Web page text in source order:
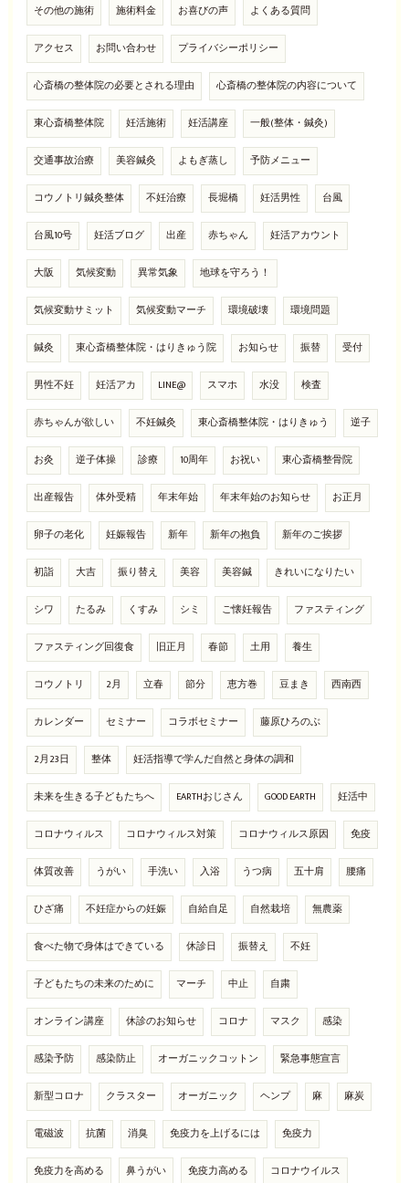
その他の施術 施術料金 お喜びの声 よくある質問
アクセス お問い合わせ プライバシーポリシー
心斎橋の整体院の必要とされる理由 心斎橋の整体院の内容について
東心斎橋整体院 妊活施術 妊活講座 一般(整体・鍼灸)
交通事故治療 美容鍼灸 よもぎ蒸し 予防メニュー
コウノトリ鍼灸整体 不妊治療 長堀橋 妊活男性 台風
台風10号 妊活ブログ 出産 赤ちゃん 妊活アカウント
大阪 気候変動 異常気象 地球を守ろう！
気候変動サミット 気候変動マーチ 環境破壊 環境問題
鍼灸 東心斎橋整体院・はりきゅう院 お知らせ 振替 受付
男性不妊 妊活アカ LINE@ スマホ 水没 検査
赤ちゃんが欲しい 不妊鍼灸 東心斎橋整体院・はりきゅう 逆子
お灸 逆子体操 診療 10周年 お祝い 東心斎橋整骨院
出産報告 体外受精 年末年始 年末年始のお知らせ お正月
卵子の老化 妊娠報告 新年 新年の抱負 新年のご挨拶
初詣 大吉 振り替え 美容 美容鍼 きれいになりたい
シワ たるみ くすみ シミ ご懐妊報告 ファスティング
ファスティング回復食 旧正月 春節 土用 養生
コウノトリ 2月 立春 節分 恵方巻 豆まき 西南西
カレンダー セミナー コラボセミナー 藤原ひろのぶ
2月23日 整体 妊活指導で学んだ自然と身体の調和
未来を生きる子どもたちへ EARTHおじさん GOOD EARTH 妊活中
コロナウィルス コロナウィルス対策 コロナウィルス原因 免疫
体質改善 うがい 手洗い 入浴 うつ病 五十肩 腰痛
ひざ痛 不妊症からの妊娠 自給自足 自然栽培 無農薬
食べた物で身体はできている 休診日 振替え 不妊
子どもたちの未来のために マーチ 中止 自粛
オンライン講座 休診のお知らせ コロナ マスク 感染
感染予防 感染防止 オーガニックコットン 緊急事態宣言
新型コロナ クラスター オーガニック ヘンプ 麻 麻炭
電磁波 抗菌 消臭 免疫力を上げるには 免疫力
免疫力を高める 鼻うがい 免疫力高める コロナウイルス